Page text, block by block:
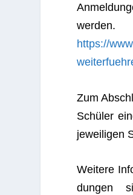
https://
Zum
Schü­ler
jewei­li­gen
Wei­tere
dun­gen